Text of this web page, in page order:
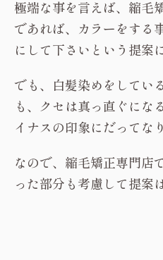
極端な事を言えば、縮毛
であれば、カラーをする
にして下さいという提案
でも、白髪染めをしてい
も、クセは真っ直ぐにな
イナスの印象にだってな
なので、縮毛矯正専門店
った部分も考慮して提